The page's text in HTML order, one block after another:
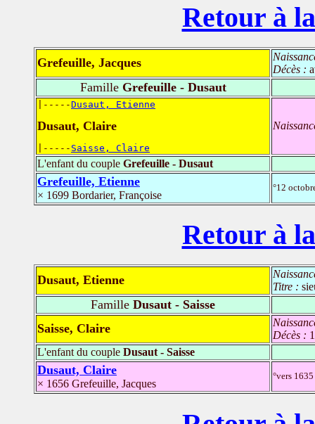
Retour à
Grefeuille, Jacques
Décès :
FamilleGrefeuille - Dusaut
|-----Dusaut, Etienne
Dusaut, Claire
|----- Saisse, Claire
L'enfant du couple Grefeuille - Dusaut
Grefeuille, Etienne
× 1699 Bordarier, Françoise
°12
Retour à
Dusaut, Etienne
Titre :
Famille Dusaut - Saisse
Saisse, Claire
Décès :
L'enfant du couple Dusaut - Saisse
Dusaut, Claire
× 1656 Grefeuille, Jacques
°vers 1635